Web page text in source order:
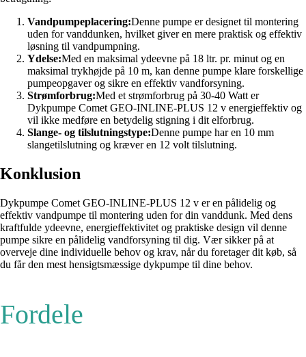
Vandpumpeplacering:Denne pumpe er designet til montering
uden for vanddunken, hvilket giver en mere praktisk og effektiv
løsning til vandpumpning.
Ydelse:Med en maksimal ydeevne på 18 ltr. pr. minut og en
maksimal trykhøjde på 10 m, kan denne pumpe klare forskellige
pumpeopgaver og sikre en effektiv vandforsyning.
Strømforbrug:Med et strømforbrug på 30-40 Watt er
Dykpumpe Comet GEO-INLINE-PLUS 12 v energieffektiv og
vil ikke medføre en betydelig stigning i dit elforbrug.
Slange- og tilslutningstype:Denne pumpe har en 10 mm
slangetilslutning og kræver en 12 volt tilslutning.
Konklusion
Dykpumpe Comet GEO-INLINE-PLUS 12 v er en pålidelig og
effektiv vandpumpe til montering uden for din vanddunk. Med dens
kraftfulde ydeevne, energieffektivitet og praktiske design vil denne
pumpe sikre en pålidelig vandforsyning til dig. Vær sikker på at
overveje dine individuelle behov og krav, når du foretager dit køb, så
du får den mest hensigtsmæssige dykpumpe til dine behov.
Fordele